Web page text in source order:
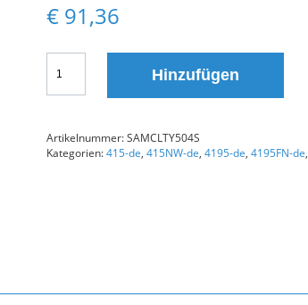
€ 91,36
CLT-
Gelb
Hinzufügen
Artikelnummer:SAMCLTY504S
Kategorien:415-de, 415NW-de, 4195-de, 4195FN-de,